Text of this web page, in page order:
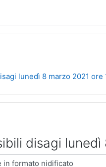
lunedì 8 marzo 2021 ore
disagi